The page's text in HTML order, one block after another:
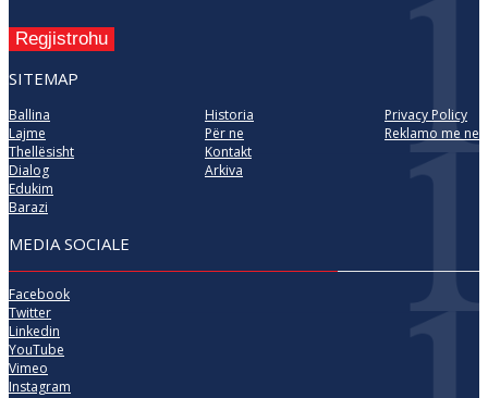
Regjistrohu
SITEMAP
Ballina
Lajme
Thellësisht
Dialog
Edukim
Barazi
Historia
Për ne
Kontakt
Arkiva
Privacy Policy
Reklamo me ne
MEDIA SOCIALE
Facebook
Twitter
Linkedin
YouTube
Vimeo
Instagram